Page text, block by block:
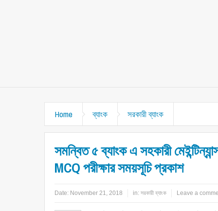
Home ব্যাংক সরকারী ব্যাংক
সমন্বিত ৫ ব্যাংক এ সহকারী
MCQ পরীক্ষার সময়সূচি প্রকাশ
Date: November 21, 2018 in: সরকারী ব্যাংক Leave a